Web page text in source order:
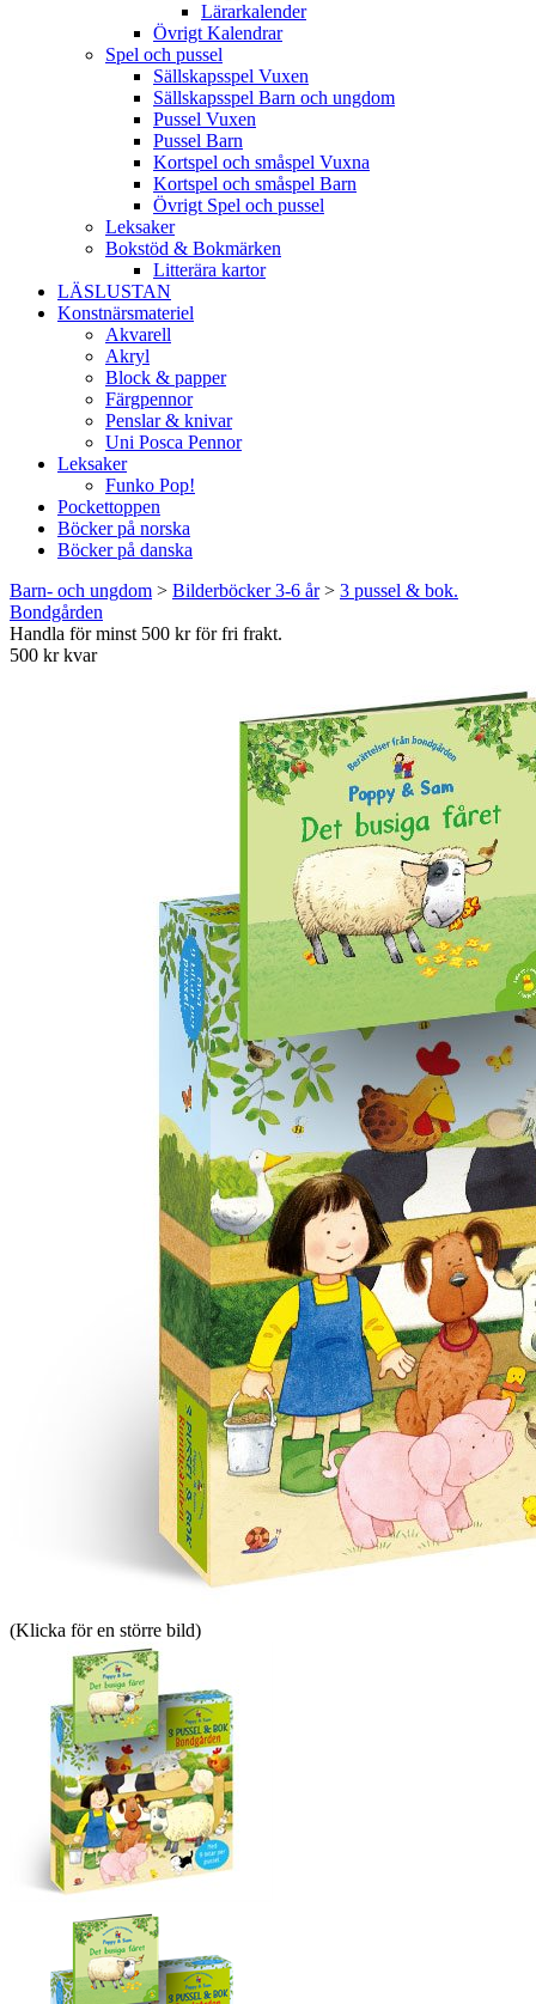
Lärarkalender
Övrigt Kalendrar
Spel och pussel
Sällskapsspel Vuxen
Sällskapsspel Barn och ungdom
Pussel Vuxen
Pussel Barn
Kortspel och småspel Vuxna
Kortspel och småspel Barn
Övrigt Spel och pussel
Leksaker
Bokstöd & Bokmärken
Litterära kartor
LÄSLUSTAN
Konstnärsmateriel
Akvarell
Akryl
Block & papper
Färgpennor
Penslar & knivar
Uni Posca Pennor
Leksaker
Funko Pop!
Pockettoppen
Böcker på norska
Böcker på danska
Barn- och ungdom > Bilderböcker 3-6 år> 3 pussel & bok.
Bondgården
Handla för minst 500 kr för fri frakt.
500 kr kvar
(Klicka för en större bild)